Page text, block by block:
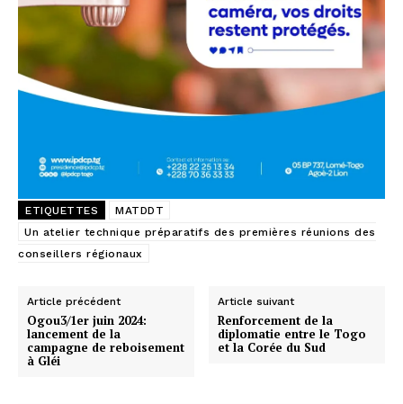
ETIQUETTES
MATDDT
Un atelier technique préparatifs des premières réunions des
conseillers régionaux
Article précédent
Ogou3/1er juin 2024:
lancement de la
campagne de reboisement
à Gléi
Article suivant
Renforcement de la
diplomatie entre le Togo
et la Corée du Sud